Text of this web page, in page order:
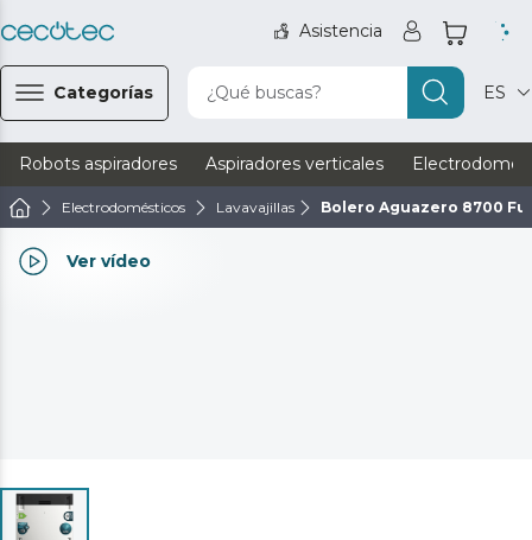
Asistencia
Categorías ¿Qué buscas? ES
Robots aspiradores Aspiradores verticales
Electrodomésticos Lavavajillas Bolero Aguazero 8700
Ver vídeo